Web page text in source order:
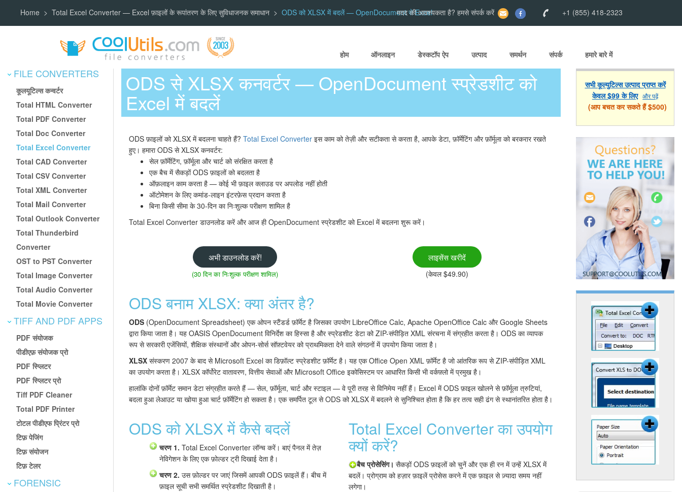
Home Total Excel Converter — Excel फ़ाइलों के रूपांतरण के लिए सुविधाजनक समाधान ODS को XLSX में बदलें — OpenDocument से Excelमदद की आवश्यकता है? हमसे संपर्क करें +1 (855) 418-2323
होम ऑनलाइन डेस्कटॉप ऐप उत्पाद समर्थन संपर्क हमारे बारे में
FILE CONVERTERS
कूलयूटिल्स कन्वर्टर
Total HTML Converter
Total PDF Converter
Total Doc Converter
Total Excel Converter
Total CAD Converter
Total CSV Converter
Total XML Converter
Total Mail Converter
Total Outlook Converter
Total Thunderbird
Converter
OST to PST Converter
Total Image Converter
Total Audio Converter
Total Movie Converter
TIFF AND PDF APPS
PDF संयोजक
पीडीएफ़ संयोजक प्रो
PDF स्प्लिटर
PDF स्प्लिटर प्रो
Tiff PDF Cleaner
Total PDF Printer
टोटल पीडीएफ प्रिंटर प्रो
टिफ़ पेजिंग
टिफ़ संयोजन
टिफ़ टेलर
FORENSIC
ODS से XLSX कनवर्टर — OpenDocument स्प्रेडशीट को
Excel में बदलें
ODS फ़ाइलों को XLSX में बदलना चाहते हैं? Total Excel Converter इस काम को तेज़ी और सटीकता से करता है, आपके डेटा, फ़ॉर्मेटिंग और फ़ॉर्मूला को बरकरार रखते
हुए। हमारा ODS से XLSX कनवर्टर:
सेल फ़ॉर्मेटिंग, फ़ॉर्मूला और चार्ट को संरक्षित करता है
एक बैच में सैकड़ों ODS फ़ाइलों को बदलता है
ऑफ़लाइन काम करता है — कोई भी फ़ाइल क्लाउड पर अपलोड नहीं होती
ऑटोमेशन के लिए कमांड-लाइन इंटरफ़ेस प्रदान करता है
बिना किसी सीमा के 30-दिन का निःशुल्क परीक्षण शामिल है
Total Excel Converter डाउनलोड करें और आज ही OpenDocument स्प्रेडशीट को Excel में बदलना शुरू करें।
अभी डाउनलोड करें!
(30 दिन का निःशुल्क परीक्षण शामिल)
लाइसेंस खरीदें
(केवल $49.90)
ODS बनाम XLSX: क्या अंतर है?
ODS (OpenDocument Spreadsheet) एक ओपन स्टैंडर्ड फ़ॉर्मेट है जिसका उपयोग LibreOffice Calc, Apache OpenOffice Calc और Google Sheets
द्वारा किया जाता है। यह OASIS OpenDocument विनिर्देश का हिस्सा है और स्प्रेडशीट डेटा को ZIP-संपीड़ित XML संरचना में संग्रहीत करता है। ODS का व्यापक
रूप से सरकारी एजेंसियों, शैक्षिक संस्थानों और ओपन-सोर्स सॉफ़्टवेयर को प्राथमिकता देने वाले संगठनों में उपयोग किया जाता है।
XLSX संस्करण 2007 के बाद से Microsoft Excel का डिफ़ॉल्ट स्प्रेडशीट फ़ॉर्मेट है। यह एक Office Open XML फ़ॉर्मेट है जो आंतरिक रूप से ZIP-संपीड़ित XML
का उपयोग करता है। XLSX कॉर्पोरेट वातावरण, वित्तीय सेवाओं और Microsoft Office इकोसिस्टम पर आधारित किसी भी वर्कफ़्लो में प्रमुख है।
हालांकि दोनों फ़ॉर्मेट समान डेटा संग्रहीत करते हैं — सेल, फ़ॉर्मूला, चार्ट और स्टाइल — वे पूरी तरह से विनिमेय नहीं हैं। Excel में ODS फ़ाइल खोलने से फ़ॉर्मूला त्रुटियां,
बदला हुआ लेआउट या खोया हुआ चार्ट फ़ॉर्मेटिंग हो सकता है। एक समर्पित टूल से ODS को XLSX में बदलने से सुनिश्चित होता है कि हर तत्व सही ढंग से स्थानांतरित होता है।
ODS को XLSX में कैसे बदलें
चरण 1. Total Excel Converter लॉन्च करें। बाएं पैनल में तेज़
नेविगेशन के लिए एक फ़ोल्डर ट्री दिखाई देता है।
चरण 2. उस फ़ोल्डर पर जाएं जिसमें आपकी ODS फ़ाइलें हैं। बीच में
फ़ाइल सूची सभी समर्थित स्प्रेडशीट दिखाती है।
Total Excel Converter का उपयोग
क्यों करें?
बैच प्रोसेसिंग। सैकड़ों ODS फ़ाइलों को चुनें और एक ही रन में उन्हें XLSX में
बदलें। प्रोग्राम को हज़ार फ़ाइलें प्रोसेस करने में एक फ़ाइल से ज़्यादा समय नहीं
लगेगा।
सभी कूल्युटिल्स उत्पाद प्राप्त करें
केवल $99 के लिए और पढ़ें
(आप बचत कर सकते हैं $500)